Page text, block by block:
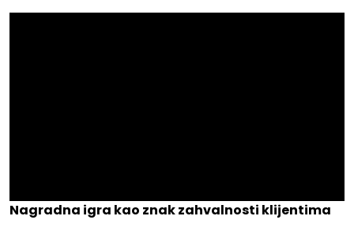
Nagradna igra kao znak zahvalnosti klijentima